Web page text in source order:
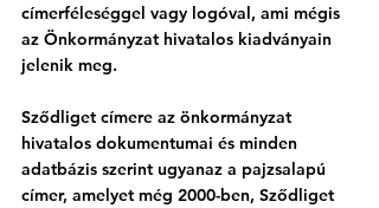
címerféleséggel vagy logóval, ami mégis
az Önkormányzat hivatalos kiadványain
jelenik meg.
Sződliget címere az önkormányzat
hivatalos dokumentumai és minden
adatbázis szerint ugyanaz a pajzsalapú
címer, amelyet még 2000-ben, Sződliget